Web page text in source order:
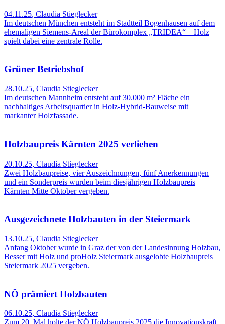
04.11.25, Claudia Stieglecker
Im deutschen München entsteht im Stadtteil Bogenhausen auf dem
ehemaligen Siemens-Areal der Bürokomplex „TRIDEA“ – Holz
spielt dabei eine zentrale Rolle.
Grüner Betriebshof
28.10.25, Claudia Stieglecker
Im deutschen Mannheim entsteht auf 30.000 m² Fläche ein
nachhaltiges Arbeitsquartier in Holz-Hybrid-Bauweise mit
markanter Holzfassade.
Holzbaupreis Kärnten 2025 verliehen
20.10.25, Claudia Stieglecker
Zwei Holzbaupreise, vier Auszeichnungen, fünf Anerkennungen
und ein Sonderpreis wurden beim diesjährigen Holzbaupreis
Kärnten Mitte Oktober vergeben.
Ausgezeichnete Holzbauten in der Steiermark
13.10.25, Claudia Stieglecker
Anfang Oktober wurde in Graz der von der Landesinnung Holzbau,
Besser mit Holz und proHolz Steiermark ausgelobte Holzbaupreis
Steiermark 2025 vergeben.
NÖ prämiert Holzbauten
06.10.25, Claudia Stieglecker